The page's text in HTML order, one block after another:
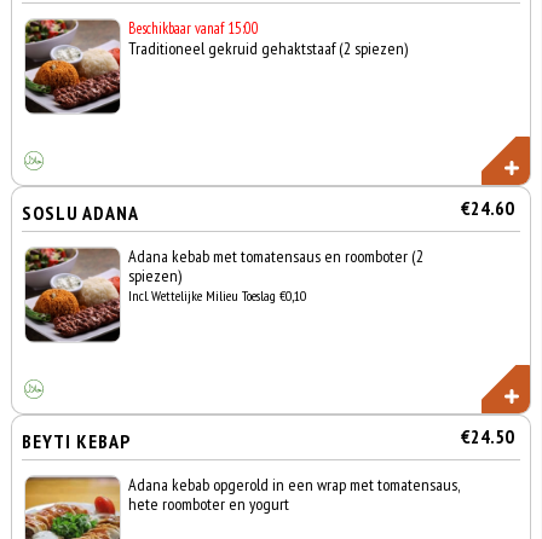
Beschikbaar vanaf 15:00
Traditioneel gekruid gehaktstaaf (2 spiezen)
SOSLU ADANA €24.60
Adana kebab met tomatensaus en roomboter (2
spiezen)
Incl. Wettelijke Milieu Toeslag €0,10
BEYTI KEBAP €24.50
Adana kebab opgerold in een wrap met tomatensaus,
hete roomboter en yogurt